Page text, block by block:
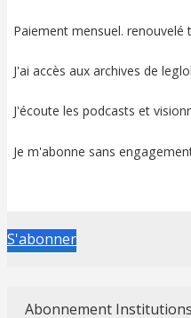
Paiement mensuel.
J'ai accès aux archives de
J'écoute les podcasts et
Je m'abonne sans
S'abonner
Abonnement